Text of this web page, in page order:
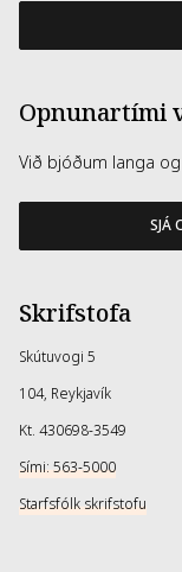
Opnunartími
Við bjóðum langa
SJÁ
Skrifstofa
Skútuvogi 5
104, Reykjavík
Kt. 430698-3549
Sími: 563-5000
Starfsfólk skrifstofu